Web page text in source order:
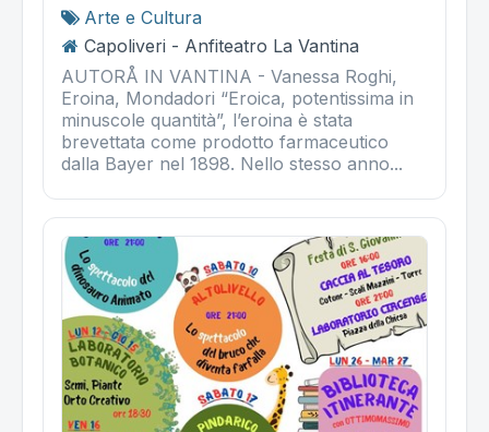
Arte e Cultura
Capoliveri - Anfiteatro La Vantina
AUTORÅ IN VANTINA - Vanessa Roghi,
Eroina, Mondadori “Eroica, potentissima in
minuscole quantità”, l’eroina è stata
brevettata come prodotto farmaceutico
dalla Bayer nel 1898. Nello stesso anno...